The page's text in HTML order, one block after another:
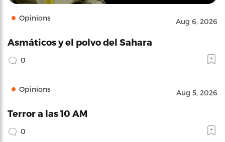
Opinions Aug 6, 2026
Asmáticos y el polvo del Sahara
0
Opinions Aug 5, 2026
Terror a las 10 AM
0